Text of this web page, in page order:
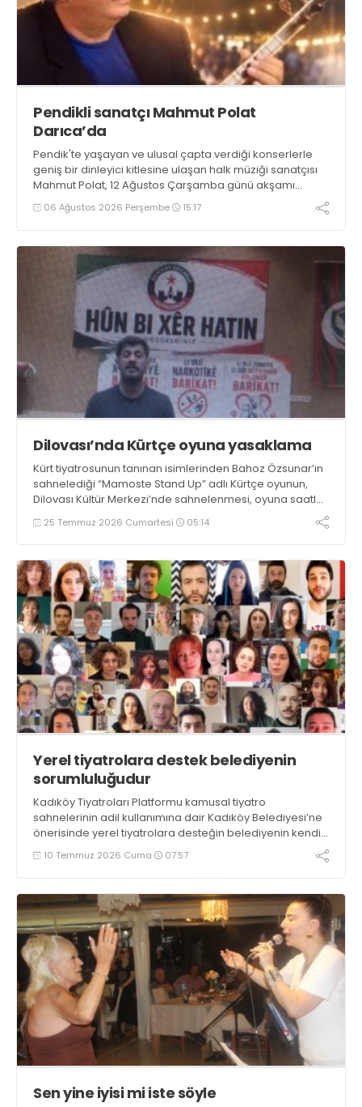
Pendikli sanatçı Mahmut Polat
Darıca’da
Pendik'te yaşayan ve ulusal çapta verdiği konserlerle
geniş bir dinleyici kitlesine ulaşan halk müziği sanatçısı
Mahmut Polat, 12 Ağustos Çarşamba günü akşamı
Darıca’da konser verecek
06 Ağustos 2026 Perşembe 15:17
Dilovası’nda Kürtçe oyuna yasaklama
Kürt tiyatrosunun tanınan isimlerinden Bahoz Özsunar’ın
sahnelediği “Mamoste Stand Up” adlı Kürtçe oyunun,
Dilovası Kültür Merkezi’nde sahnelenmesi, oyuna saatler
kala engellendi. Emniyet ile Belediye arasında sıkışan,
21.00’e doğru önü açılan oyun ileri bir tarihe ertelendi
25 Temmuz 2026 Cumartesi 05:14
Yerel tiyatrolara destek belediyenin
sorumluluğudur
Kadıköy Tiyatroları Platformu kamusal tiyatro
sahnelerinin adil kullanımına dair Kadıköy Belediyesi’ne
önerisinde yerel tiyatrolara desteğin belediyenin kendi
kültürel ekosistemine karşı sorumluluğunun sonucu
olduğunu kaydetti
10 Temmuz 2026 Cuma 07:57
Sen yine iyisi mi iste söyle